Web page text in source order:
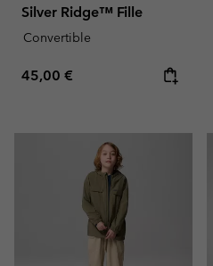
Silver Ridge™ Fille
Convertible
Regular price:
45,00 €